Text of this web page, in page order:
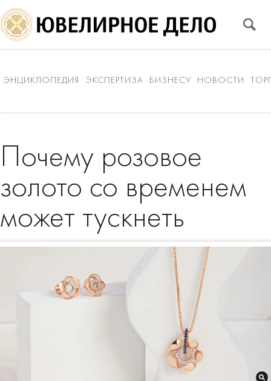
ЭНЦИКЛОПЕДИЯ ЭКСПЕРТИЗА БИЗНЕСУ НОВОСТИ
Почему розовое
золото со временем
может тускнеть